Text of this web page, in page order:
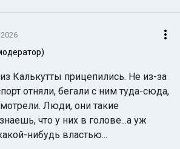
Калькутты прицепились. Не из-за
отняли, бегали с ним туда-сюда,
Люди, они такие
что у них в голове...а уж
нибудь властью...